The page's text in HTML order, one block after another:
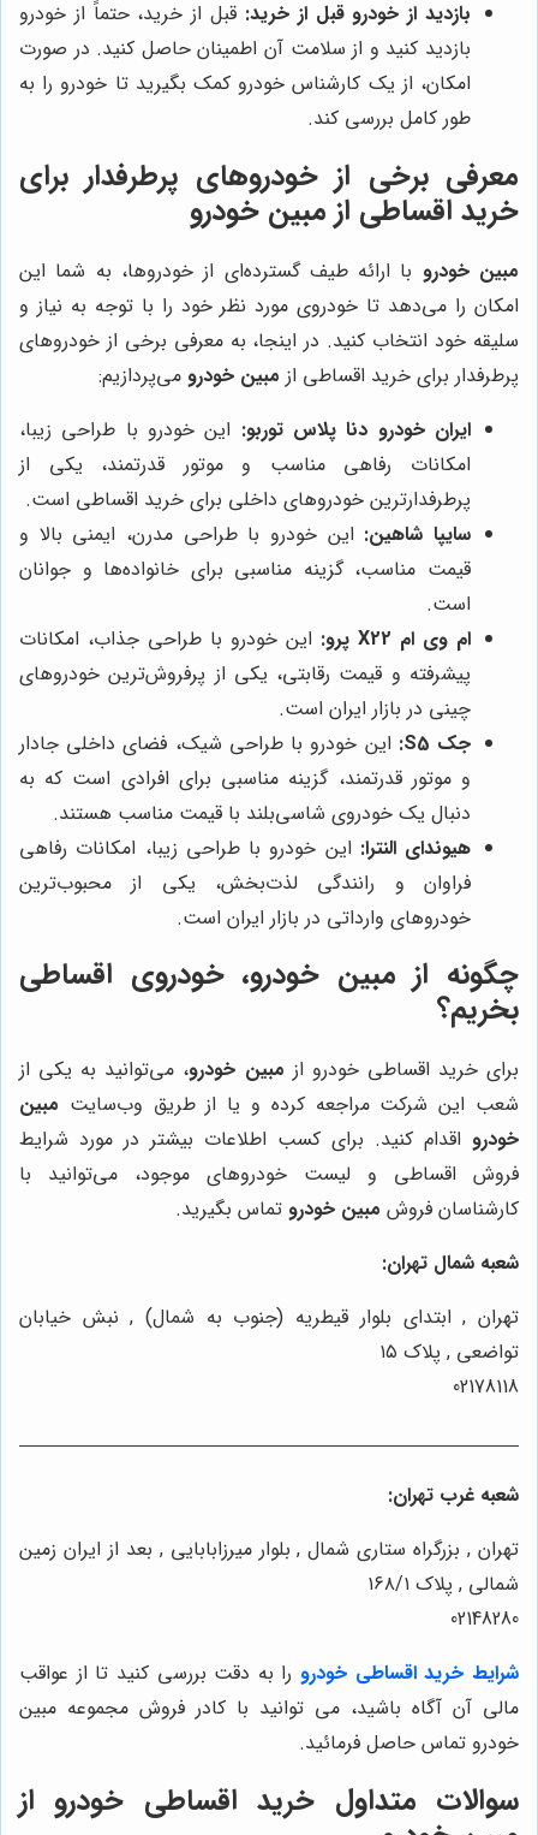
بازدید از خودرو قبل از خرید: قبل از خرید، حتماً از خودرو
بازدید کنید و از سلامت آن اطمینان حاصل کنید. در صورت
امکان، از یک کارشناس خودرو کمک بگیرید تا خودرو را به
طور کامل بررسی کند.
معرفی برخی از خودروهای پرطرفدار برای
خرید اقساطی از مبین خودرو
مبین خودرو با ارائه طیف گسترده‌ای از خودروها، به شما این
امکان را می‌دهد تا خودروی مورد نظر خود را با توجه به نیاز و
سلیقه خود انتخاب کنید. در اینجا، به معرفی برخی از خودروهای
پرطرفدار برای خرید اقساطی از مبین خودرو می‌پردازیم:
ایران خودرو دنا پلاس توربو: این خودرو با طراحی زیبا،
امکانات رفاهی مناسب و موتور قدرتمند، یکی از
پرطرفدارترین خودروهای داخلی برای خرید اقساطی است.
سایپا شاهین: این خودرو با طراحی مدرن، ایمنی بالا و
قیمت مناسب، گزینه مناسبی برای خانواده‌ها و جوانان
است.
ام وی ام X22 پرو:
این خودرو با طراحی جذاب، امکانات
پیشرفته و قیمت رقابتی، یکی از پرفروش‌ترین خودروهای
چینی در بازار ایران است.
جک S5:
این خودرو با طراحی شیک، فضای داخلی جادار
و موتور قدرتمند، گزینه مناسبی برای افرادی است که به
دنبال یک خودروی شاسی‌بلند با قیمت مناسب هستند.
هیوندای النترا: این خودرو با طراحی زیبا، امکانات رفاهی
فراوان و رانندگی لذت‌بخش، یکی از محبوب‌ترین
خودروهای وارداتی در بازار ایران است.
چگونه از مبین خودرو، خودروی اقساطی
بخریم؟
برای خرید اقساطی خودرو از مبین خودرو، می‌توانید به یکی از
شعب این شرکت مراجعه کرده و یا از طریق وب‌سایت مبین
خودرو اقدام کنید. برای کسب اطلاعات بیشتر در مورد شرایط
فروش اقساطی و لیست خودروهای موجود، می‌توانید با
کارشناسان فروش مبین خودرو تماس بگیرید.
شعبه شمال تهران:
تهران , ابتدای بلوار قیطریه (جنوب به شمال) , نبش خیابان
تواضعی , پلاک ۱۵
02178118
شعبه غرب تهران:
تهران , بزرگراه ستاری شمال , بلوار میرزابابایی , بعد از ایران زمین
شمالی , پلاک ۱۶۸/۱
02148280
شرایط خرید اقساطی خودرورا به دقت بررسی کنید تا از عواقب
مالی آن آگاه باشید، می توانید با کادر فروش مجموعه مبین
خودرو تماس حاصل فرمائید.
سوالات متداول خرید اقساطی خودرو از